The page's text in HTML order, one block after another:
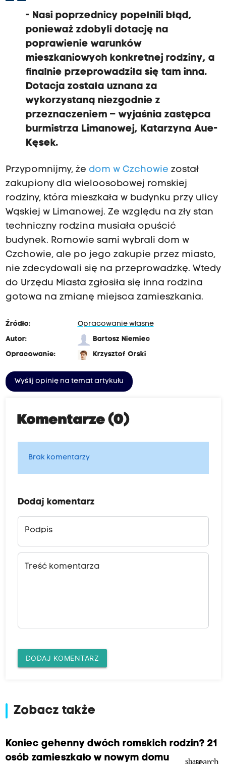
- Nasi poprzednicy popełnili błąd,
ponieważ zdobyli dotację na
poprawienie warunków
mieszkaniowych konkretnej rodziny, a
finalnie przeprowadziła się tam inna.
Dotacja została uznana za
wykorzystaną niezgodnie z
przeznaczeniem – wyjaśnia zastępca
burmistrza Limanowej, Katarzyna Aue-
Kęsek.
Przypomnijmy, że dom w Czchowie został
zakupiony dla wieloosobowej romskiej
rodziny, która mieszkała w budynku przy ulicy
Wąskiej w Limanowej. Ze względu na zły stan
techniczny rodzina musiała opuścić
budynek. Romowie sami wybrali dom w
Czchowie, ale po jego zakupie przez miasto,
nie zdecydowali się na przeprowadzkę. Wtedy
do Urzędu Miasta zgłosiła się inna rodzina
gotowa na zmianę miejsca zamieszkania.
Źródło:
Opracowanie własne
Autor:
Bartosz Niemiec
Opracowanie:
Krzysztof Orski
Wyślij opinię na temat artykułu
Komentarze (0)
Brak komentarzy
Dodaj komentarz
Podpis
Treść komentarza
DODAJ KOMENTARZ
Zobacz także
Koniec gehenny dwóch romskich rodzin? 21
osób zamieszkało w nowym domu
sharesearch